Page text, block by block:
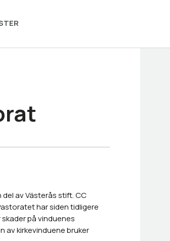
del av Västerås stift. CC
har siden tidligere
på vinduenes
av kirkevinduene bruker